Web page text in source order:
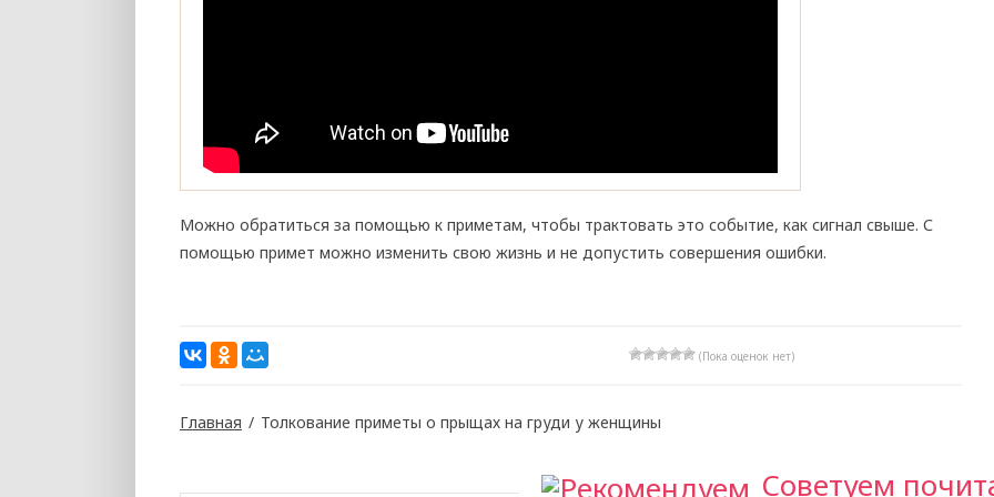
Можно обратиться за помощью к приметам, чтобы трактовать это событие, как сигнал свыше. С
помощью примет можно изменить свою жизнь и не допустить совершения ошибки.
(Пока оценок нет)
Главная / Толкование приметы о прыщах на груди у женщины
Советуем